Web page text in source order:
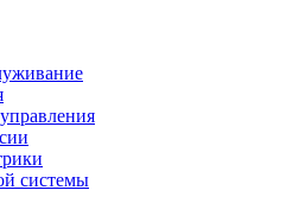
системы